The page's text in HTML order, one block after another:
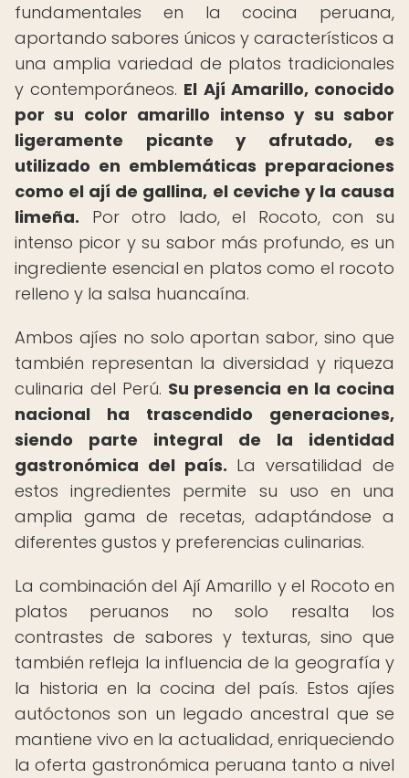
fundamentales en la cocina peruana,
aportando sabores únicos y característicos a
una amplia variedad de platos tradicionales
y contemporáneos. El Ají Amarillo, conocido
por su color amarillo intenso y su sabor
ligeramente picante y afrutado, es
utilizado en emblemáticas preparaciones
como el ají de gallina, el ceviche y la causa
limeña. Por otro lado, el Rocoto, con su
intenso picor y su sabor más profundo, es un
ingrediente esencial en platos como el rocoto
relleno y la salsa huancaína.
Ambos ajíes no solo aportan sabor, sino que
también representan la diversidad y riqueza
culinaria del Perú. Su presencia en la cocina
nacional ha trascendido generaciones,
siendo parte integral de la identidad
gastronómica del país. La versatilidad de
estos ingredientes permite su uso en una
amplia gama de recetas, adaptándose a
diferentes gustos y preferencias culinarias.
La combinación del Ají Amarillo y el Rocoto en
platos peruanos no solo resalta los
contrastes de sabores y texturas, sino que
también refleja la influencia de la geografía y
la historia en la cocina del país. Estos ajíes
autóctonos son un legado ancestral que se
mantiene vivo en la actualidad, enriqueciendo
la oferta gastronómica peruana tanto a nivel